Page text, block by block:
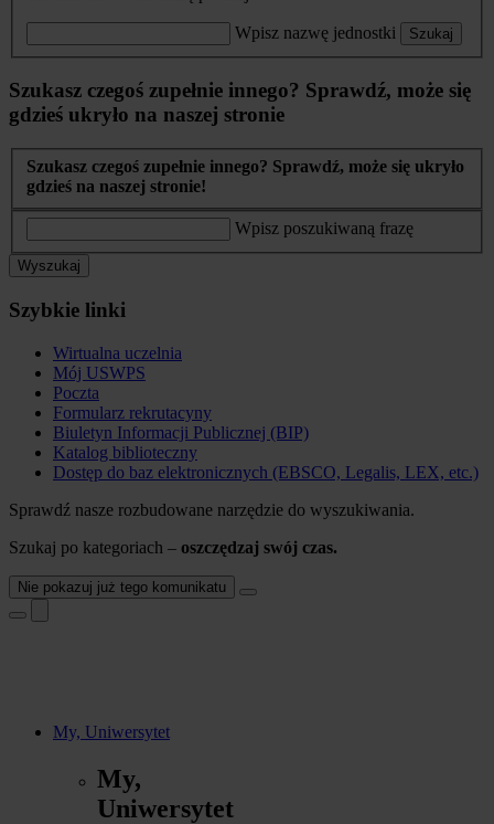
Wpisz nazwę jednostki Szukaj
Szukasz czegoś zupełnie innego? Sprawdź, może się
gdzieś ukryło na naszej stronie
Szukasz czegoś zupełnie innego? Sprawdź, może się ukryło
gdzieś na naszej stronie!
Wpisz poszukiwaną frazę
Wyszukaj
Szybkie linki
Wirtualna uczelnia
Mój USWPS
Poczta
Formularz rekrutacyny
Biuletyn Informacji Publicznej (BIP)
Katalog biblioteczny
Dostęp do baz elektronicznych (EBSCO, Legalis, LEX, etc.)
Sprawdź nasze rozbudowane narzędzie do wyszukiwania.
Szukaj po kategoriach – oszczędzaj swój czas.
Nie pokazuj już tego komunikatu
My, Uniwersytet
My,
Uniwersytet